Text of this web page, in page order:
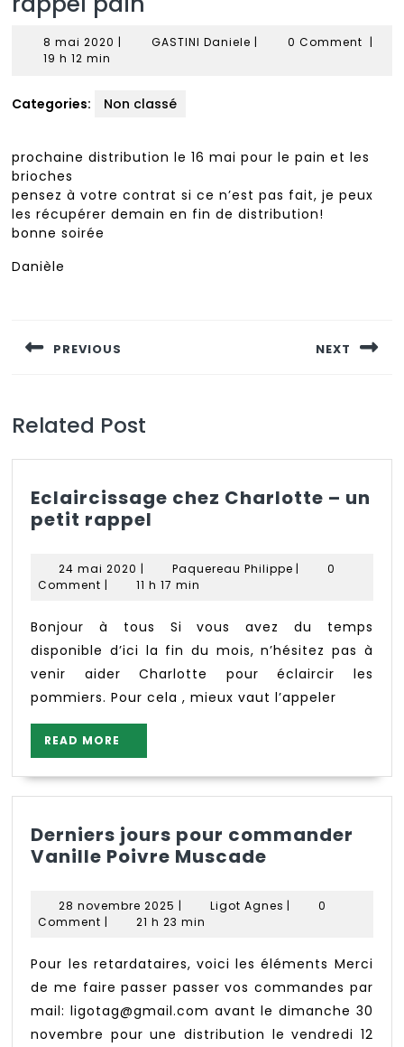
8 mai 2020 8| GASTINI Daniele GASTINI
| 0 Comment |
19 h 12 min
Categories: Non classé
prochaine distribution le 16 mai pour le pain et les
brioches
pensez à votre contrat si ce n’est pas fait, je peux
les récupérer demain en fin de distribution!
bonne soirée
Danièle
l’article
PREVIOUS NEXT
Related Post
Eclaircissage chez Charlotte – un
petit rappel
Charlotte
–
petit
rappel
24 mai 2020 24
mai
| Paquereau PhilippePaquereau
|
0
Comment | 11 h 17 min
Bonjour à tous Si vous avez du temps
disponible d’ici la fin du mois, n’hésitez pas à
venir aider Charlotte pour éclaircir les
pommiers. Pour cela , mieux vaut l’appeler
READ MORE
MORE
Derniers jours pour commander
Vanille Poivre Muscade
pour
Poivre
Muscade
28 novembre 2025 28
novembre
| Ligot Agnes Ligot
|
0
Comment | 21 h 23 min
Pour les retardataires, voici les éléments Merci
de me faire passer passer vos commandes par
mail: ligotag@gmail.com avant le dimanche 30
novembre pour une distribution le vendredi 12